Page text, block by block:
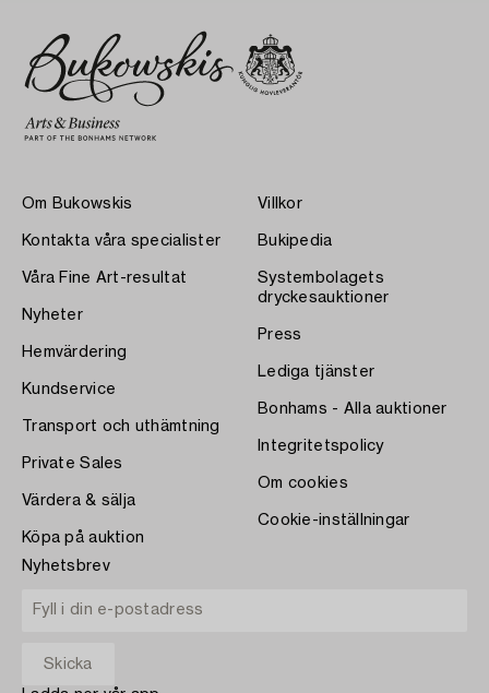
Om Bukowskis
Kontakta våra specialister
Våra Fine Art-resultat
Nyheter
Hemvärdering
Kundservice
Transport och uthämtning
Private Sales
Värdera & sälja
Köpa på auktion
Villkor
Bukipedia
Systembolagets
dryckesauktioner
Press
Lediga tjänster
Bonhams - Alla auktioner
Integritetspolicy
Om cookies
Cookie-inställningar
Nyhetsbrev